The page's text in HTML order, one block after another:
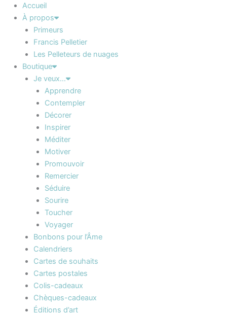
Accueil
À propos
Primeurs
Francis Pelletier
Les Pelleteurs de nuages
Boutique
Je veux…
Apprendre
Contempler
Décorer
Inspirer
Méditer
Motiver
Promouvoir
Remercier
Séduire
Sourire
Toucher
Voyager
Bonbons pour l’Âme
Calendriers
Cartes de souhaits
Cartes postales
Colis-cadeaux
Chèques-cadeaux
Éditions d’art